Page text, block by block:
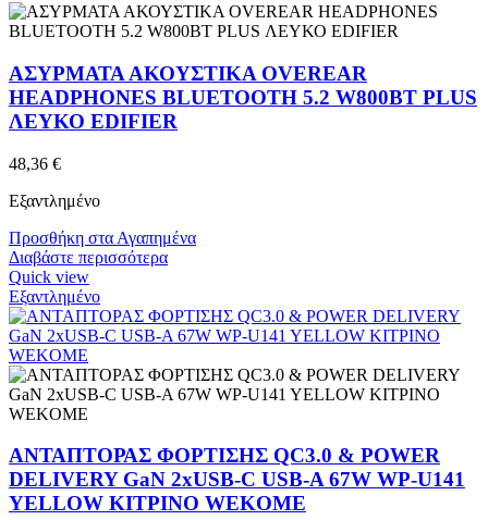
ΑΣΥΡΜΑΤΑ ΑΚΟΥΣΤΙΚΑ OVEREAR
HEADPHONES BLUETOOTH 5.2 W800BT PLUS
ΛΕΥΚΟ EDIFIER
48,36 €
Εξαντλημένο
Προσθήκη στα Αγαπημένα
Διαβάστε περισσότερα
Quick view
Εξαντλημένο
ΑΝΤΑΠΤΟΡΑΣ ΦΟΡΤΙΣΗΣ QC3.0 & POWER
DELIVERY GaN 2xUSB-C USB-A 67W WP-U141
YELLOW ΚΙΤΡΙΝΟ WEKOME